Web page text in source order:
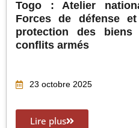
Togo : Atelier
Forces de défense
protection des
conflits armés
23 octobre 2025
Lire plus